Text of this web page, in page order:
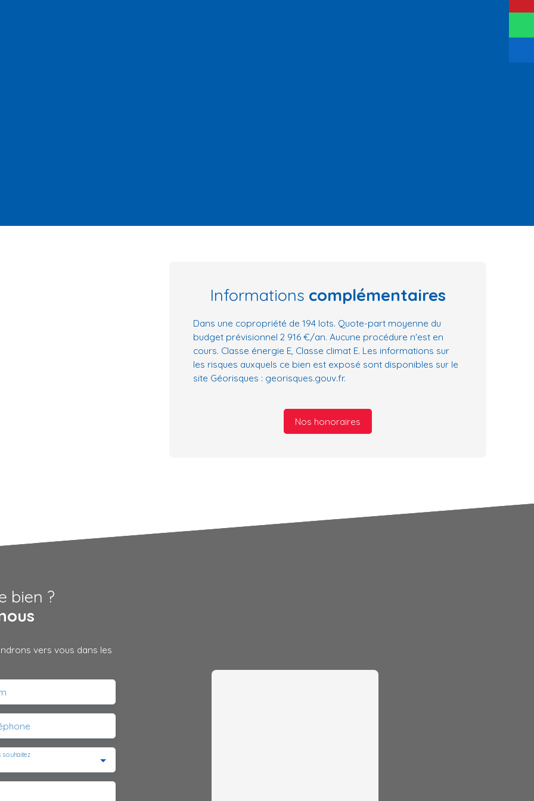
Informations complémentaires
Dans une copropriété de 194 lots. Quote-part moyenne du
budget prévisionnel 2 916 €/an. Aucune procédure n'est en
cours. Classe énergie E, Classe climat E. Les informations sur
les risques auxquels ce bien est exposé sont disponibles sur le
site Géorisques : georisques.gouv.fr.
Nos honoraires
bien ?
vers vous dans les
souhaitez